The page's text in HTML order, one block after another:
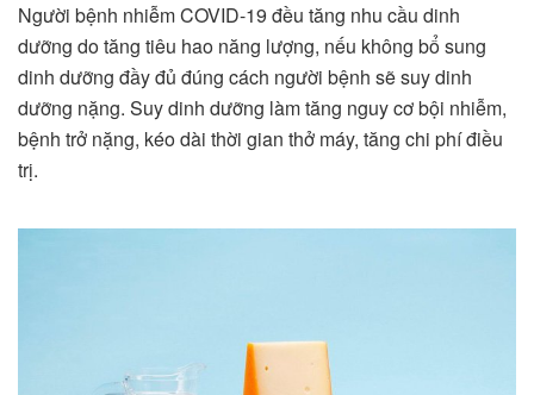
Người bệnh nhiễm COVID-19 đều tăng nhu cầu dinh
dưỡng do tăng tiêu hao năng lượng, nếu không bổ sung
dinh dưỡng đầy đủ đúng cách người bệnh sẽ suy dinh
dưỡng nặng. Suy dinh dưỡng làm tăng nguy cơ bội nhiễm,
bệnh trở nặng, kéo dài thời gian thở máy, tăng chi phí điều
trị.